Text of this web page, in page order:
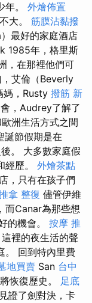
年。 外燴佈置
大。 筋膜沾黏撥
最好的家庭酒店
1985年，格里斯
，在那裡他們可
艾倫（Beverly
媽，Rusty 撥筋 新
，Audrey了解了
洲生活方式之間
誕節假期是在
。 大多數家庭假
經歷。 外燴茶點
，只有在孩子們
拿 整復 儘管伊維
而Canar為那些想
的機會。 按摩 推
裡的夜生活的聲
。 回到特內里費
地買賣 San 台中
恢復歷史。 足底
證了劍對決，卡